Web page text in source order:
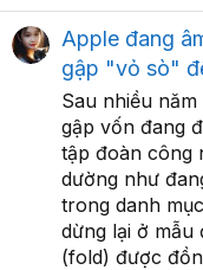
Apple đang
gập "vỏ sò"
Sau nhiều
gập vốn đang
tập đoàn công
dường như
trong danh
dừng lại ở mẫu
(fold) được